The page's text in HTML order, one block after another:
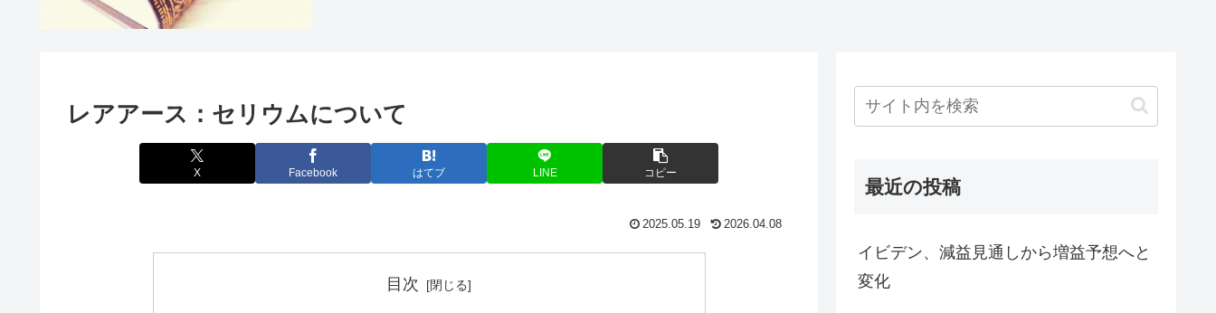
レアアース：セリウムについて
X Facebook はてブ LINE コピー
2025.05.19 2026.04.08
目次
最近の投稿
イビデン、減益見通しから増益予想へと
変化